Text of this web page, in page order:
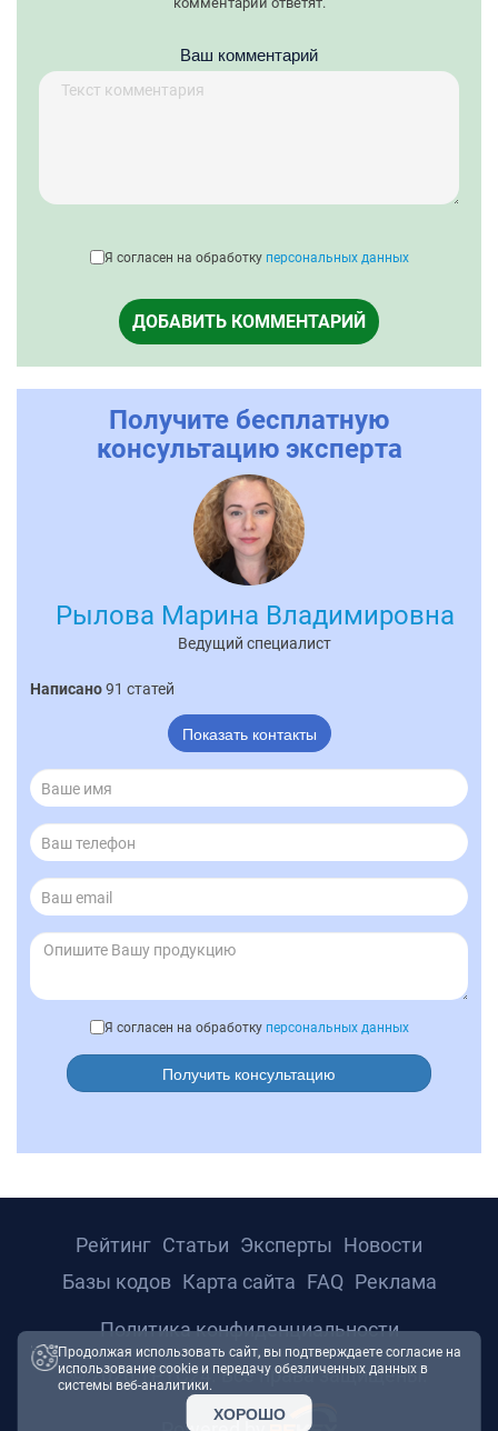
Ваш комментарий
Я согласен на обработку персональных данных
ДОБАВИТЬ КОММЕНТАРИЙ
Получите бесплатную
консультацию эксперта
Рылова Марина Владимировна
Ведущий специалист
Написано91 статей
Показать контакты
Я согласен на обработку персональных данных
Получить консультацию
© 2026 ТРТС24. Все права защищены.
Рейтинг Статьи Эксперты Новости
Базы кодов Карта сайта FAQ Реклама
Политика конфиденциальности
Продолжая использовать сайт, вы подтверждаете согласие на
использование cookie и передачу обезличенных данных в
системы веб-аналитики.
ХОРОШО